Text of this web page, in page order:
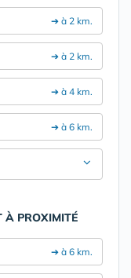
➔ à 2 km.
➔ à 2 km.
➔ à 4 km.
➔ à 6 km.
À PROXIMITÉ
➔ à 6 km.